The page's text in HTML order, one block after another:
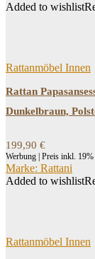
Added to wishlist
Rattanmöbel Innen
Rattan
Dunkelbraun,
199,90 €
Werbung | Preis inkl.
Marke: Rattani
Added to wishlist
Rattanmöbel Innen